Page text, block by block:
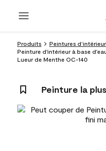
Produits
Peintures d’intérieur
Peinture d'intérieur à base
Lueur de Menthe OC-140
Peinture la